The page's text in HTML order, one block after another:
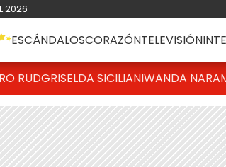
2026
ESCÁNDALOSCORAZÓNTELEVISIÓN
RUDGRISELDA SICILIANIWANDA NARA